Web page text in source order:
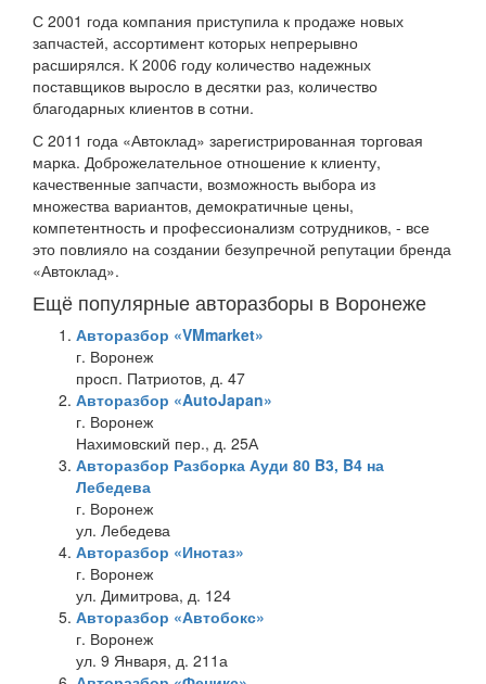
С 2001 года компания приступила к продаже новых
запчастей, ассортимент которых непрерывно
расширялся. К 2006 году количество надежных
поставщиков выросло в десятки раз, количество
благодарных клиентов в сотни.
С 2011 года «Автоклад» зарегистрированная торговая
марка. Доброжелательное отношение к клиенту,
качественные запчасти, возможность выбора из
множества вариантов, демократичные цены,
компетентность и профессионализм сотрудников, - все
это повлияло на создании безупречной репутации бренда
«Автоклад».
Ещё популярные авторазборы в Воронеже
Авторазбор «VMmarket»
г. Воронеж
просп. Патриотов, д. 47
Авторазбор «AutoJapan»
г. Воронеж
Нахимовский пер., д. 25А
Авторазбор Разборка Ауди 80 B3, B4 на
Лебедева
г. Воронеж
ул. Лебедева
Авторазбор «Инотаз»
г. Воронеж
ул. Димитрова, д. 124
Авторазбор «Автобокс»
г. Воронеж
ул. 9 Января, д. 211а